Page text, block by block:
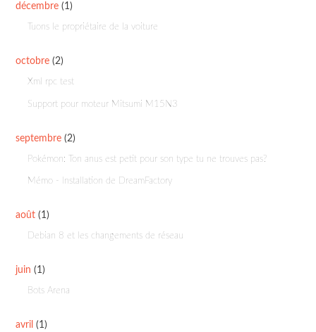
décembre (1)
Tuons le propriétaire de la voiture
octobre (2)
Xml rpc test
Support pour moteur Mitsumi M15N3
septembre (2)
Pokémon: Ton anus est petit pour son type tu ne trouves pas?
Mémo - Installation de DreamFactory
août (1)
Debian 8 et les changements de réseau
juin (1)
Bots Arena
avril (1)